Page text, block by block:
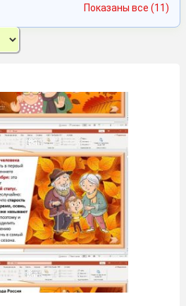
Показаны все (11)